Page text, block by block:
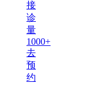
接
诊
量
1000+
去
预
约